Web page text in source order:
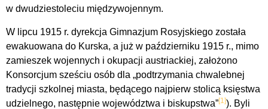
w dwudziestoleciu międzywojennym.
W lipcu 1915 r. dyrekcja Gimnazjum Rosyjskiego została
ewakuowana do Kurska, a już w październiku 1915 r., mimo
zamieszek wojennych i okupacji austriackiej, założono
Konsorcjum sześciu osób dla „podtrzymania chwalebnej
tradycji szkolnej miasta, będącego najpierw stolicą księstwa
udzielnego, następnie województwa i biskupstwa”[1]). Byli